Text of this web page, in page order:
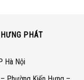
PHÁT
Hà Nội